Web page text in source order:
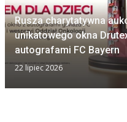
Rusza charytatywna
unikatowego okna
autografami FC Bayern
22 lipiec 2026